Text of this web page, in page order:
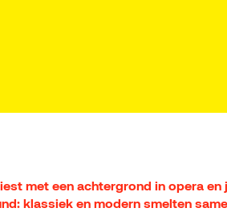
met een achtergrond in opera en
klassiek en modern smelten